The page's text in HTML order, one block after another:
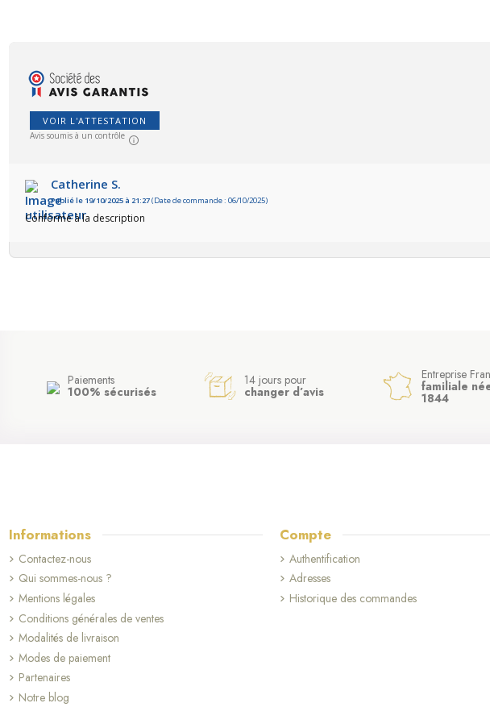
VOIR L'ATTESTATION
Avis soumis à un contrôle
Catherine S.
Publié le 19/10/2025 à 21:27(Date de commande : 06/10/2025)
Conforme à la description
Paiements
100% sécurisés
14 jours pour
changer d’avis
Entreprise
familiale
1844
Informations
Contactez-nous
Qui sommes-nous ?
Mentions légales
Conditions générales de ventes
Modalités de livraison
Modes de paiement
Partenaires
Notre blog
Compte
Authentification
Adresses
Historique des commandes